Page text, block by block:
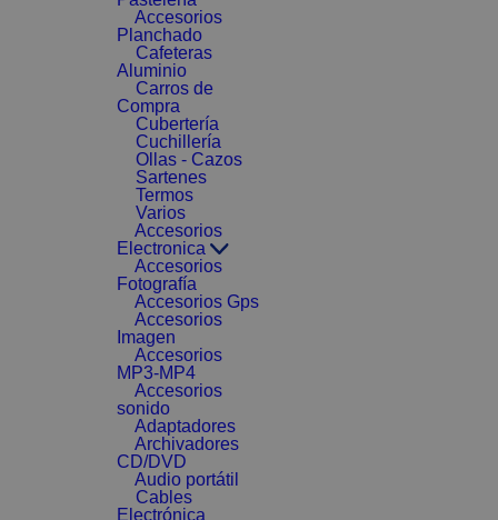
Accesorios
Planchado
Cafeteras
Aluminio
Carros de
Compra
Cubertería
Cuchillería
Ollas - Cazos
Sartenes
Termos
Varios
Accesorios
Electronica
Accesorios
Fotografía
Accesorios Gps
Accesorios
Imagen
Accesorios
MP3-MP4
Accesorios
sonido
Adaptadores
Archivadores
CD/DVD
Audio portátil
Cables
Electrónica